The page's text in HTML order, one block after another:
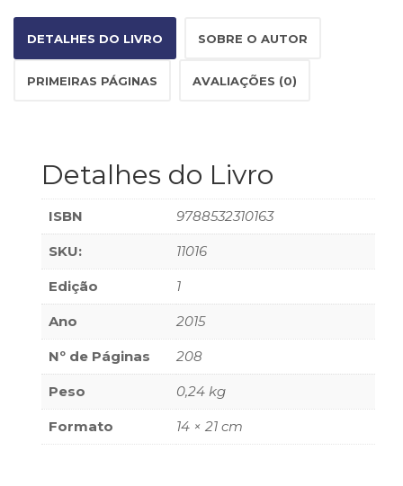
Publicidade,
Propaganda
e
Marketing
(8)
Relações
Públicas
e
Comunicação
Empresarial
Religião,
Espiritualidade,
Filosofia
(63)
Saúde
Sem
DETALHES DO LIVRO SOBRE O AUTOR
PRIMEIRAS PÁGINAS AVALIAÇÕES (0)
Detalhes do Livro
ISBN 9788532310163
SKU: 11016
Edição 1
Ano 2015
Nº de Páginas 208
Peso 0,24 kg
Formato 14 × 21 cm